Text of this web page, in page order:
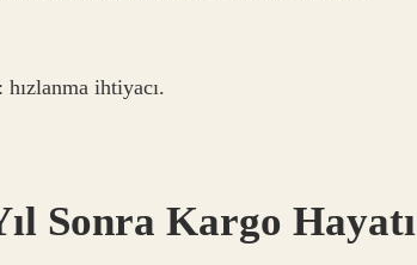
ihtiyacı.
Sonra Kargo Hayatı